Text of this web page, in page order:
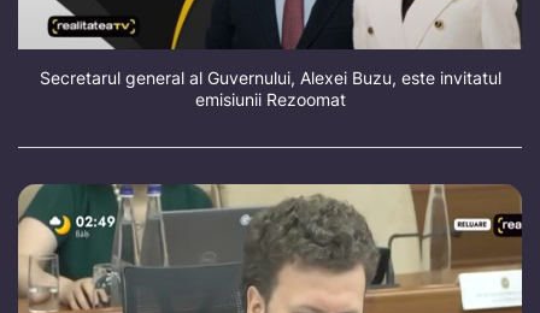
Secretarul general al Guvernului, Alexei Buzu, este invitatul
emisiunii Rezoomat